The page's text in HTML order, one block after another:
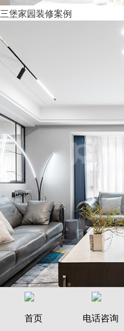
三堡家园装修案例
现代雅苑装修案例
首页
电话咨询